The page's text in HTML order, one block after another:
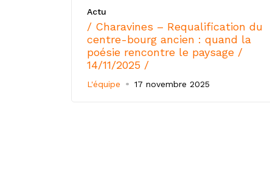
Actu
/ Charavines – Requalification du
centre-bourg ancien : quand la
poésie rencontre le paysage /
14/11/2025 /
L'équipe 17 novembre 2025